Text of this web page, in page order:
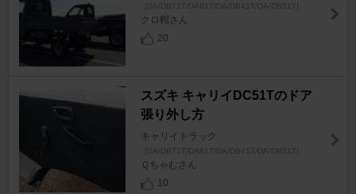
[DA/DB71T/DA81T/DA/DB41T/DA/DB51T]
クロ帽さん
20
スズキ キャリイDC51Tのドア
張り外し方
キャリイトラック
[DA/DB71T/DA81T/DA/DB41T/DA/DB51T]
Ｑちゃむさん
10